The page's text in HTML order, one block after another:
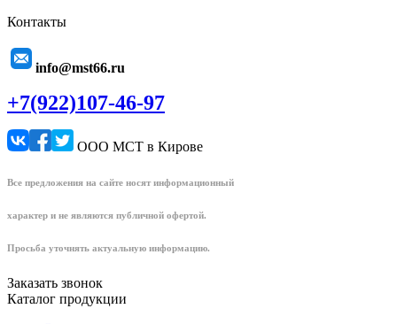
Контакты
info@mst66.ru
+7(922)107-46-97
ООО МСТ в Кирове
Все предложения на сайте носят информационный
характер и не являются публичной офертой.
Просьба уточнять актуальную информацию.
Заказать звонок
Каталог продукции